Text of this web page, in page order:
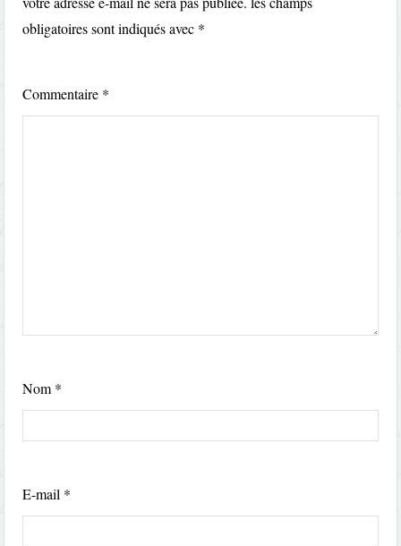
obligatoires sont indiqués avec *
Commentaire *
Nom *
E-mail *